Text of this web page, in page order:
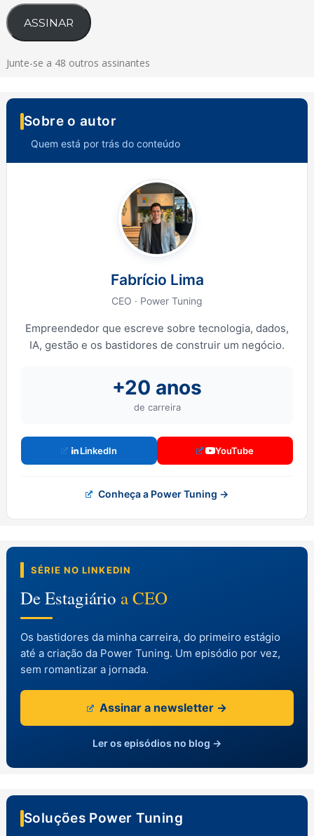
mail
ASSINAR
Junte-se a 48 outros assinantes
Sobre o autor
Quem está por trás do conteúdo
Fabrício Lima
CEO · Power Tuning
Empreendedor que escreve sobre tecnologia, dados,
IA, gestão e os bastidores de construir um negócio.
+20 anos
de carreira
LinkedIn YouTube
Conheça a Power Tuning →
SÉRIE NO LINKEDIN
De Estagiário a CEO
Os bastidores da minha carreira, do primeiro estágio
até a criação da Power Tuning. Um episódio por vez,
sem romantizar a jornada.
Assinar a newsletter →
Ler os episódios no blog →
Soluções Power Tuning